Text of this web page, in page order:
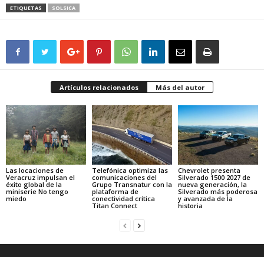
ETIQUETAS SOLSICA
Artículos relacionados Más del autor
Las locaciones de
Veracruz impulsan el
éxito global de la
miniserie No tengo
miedo
Telefónica optimiza las
comunicaciones del
Grupo Transnatur con la
plataforma de
conectividad crítica
Titan Connect
Chevrolet presenta
Silverado 1500 2027 de
nueva generación, la
Silverado más poderosa
y avanzada de la
historia